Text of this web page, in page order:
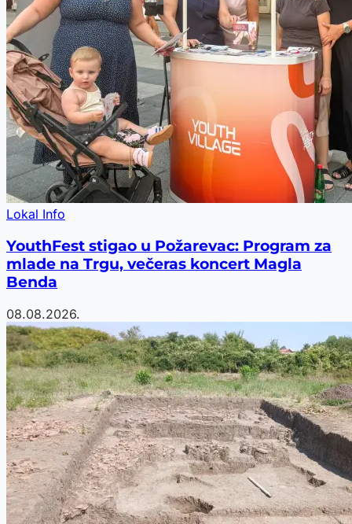
Lokal Info
YouthFest stigao u Požarevac: Program za
mlade na Trgu, večeras koncert Magla
Benda
08.08.2026.